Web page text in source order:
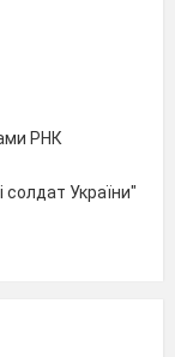
РНК
солдат України"